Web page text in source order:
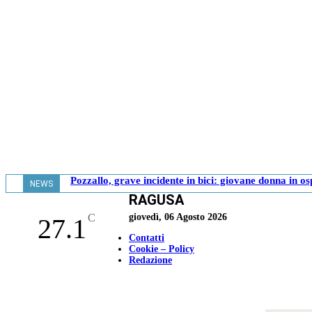
NEWS Pozzallo, grave incidente in bici: giovane donna in
27.1 C
RAGUSA
giovedì, 06 Agosto 2026
Contatti
Cookie – Policy
Redazione